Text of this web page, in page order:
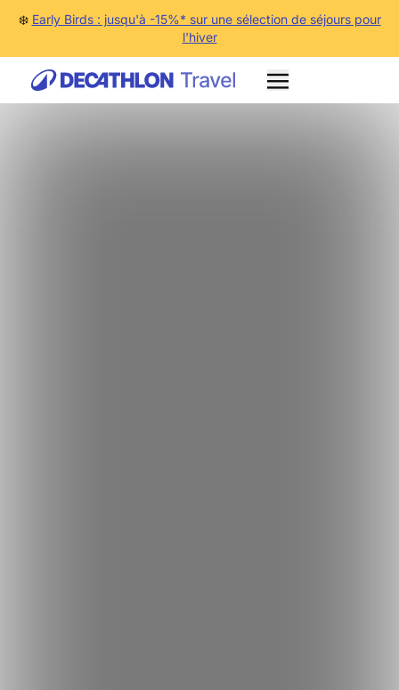
❄️ Early Birds : jusqu'à -15%* sur une sélection de séjours pour
l'hiver